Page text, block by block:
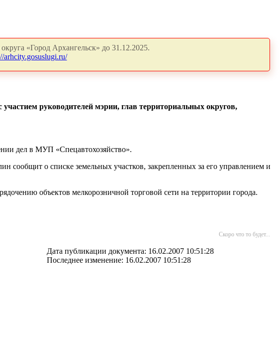
«Город Архангельск» до 31.12.2025.
arhcity.gosuslugi.ru/
руководителей мэрии, глав территориальных округов,
дел в МУП «Спецавтохозяйство».
сообщит о списке земельных участков, закрепленных за его управлением и
объектов мелкорозничной торговой сети на территории города.
Скоро что то будет...
Дата публикации документа: 16.02.2007 10:51:28
Последнее изменение: 16.02.2007 10:51:28